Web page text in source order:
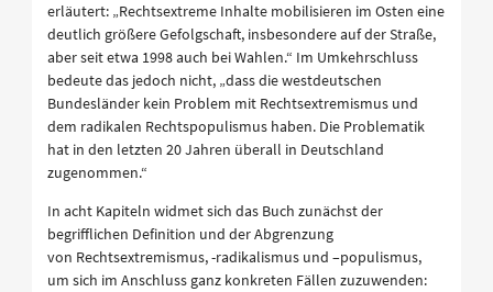
erläutert: „Rechtsextreme Inhalte mobilisieren im Osten eine
deutlich größere Gefolgschaft, insbesondere auf der Straße,
aber seit etwa 1998 auch bei Wahlen.“ Im Umkehrschluss
bedeute das jedoch nicht, „dass die westdeutschen
Bundesländer kein Problem mit Rechtsextremismus und
dem radikalen Rechtspopulismus haben. Die Problematik
hat in den letzten 20 Jahren überall in Deutschland
zugenommen.“
In acht Kapiteln widmet sich das Buch zunächst der
begrifflichen Definition und der Abgrenzung
von Rechtsextremismus, -radikalismus und –populismus,
um sich im Anschluss ganz konkreten Fällen zuzuwenden: